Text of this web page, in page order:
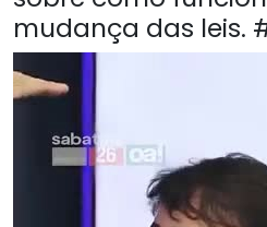
mudança das leis.